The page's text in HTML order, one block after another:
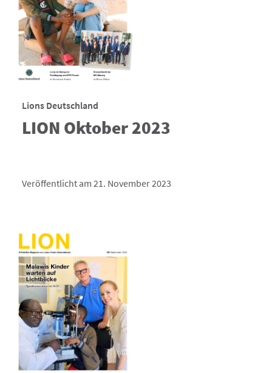
Lions Deutschland
LION Oktober 2023
Veröffentlicht am 21. November 2023